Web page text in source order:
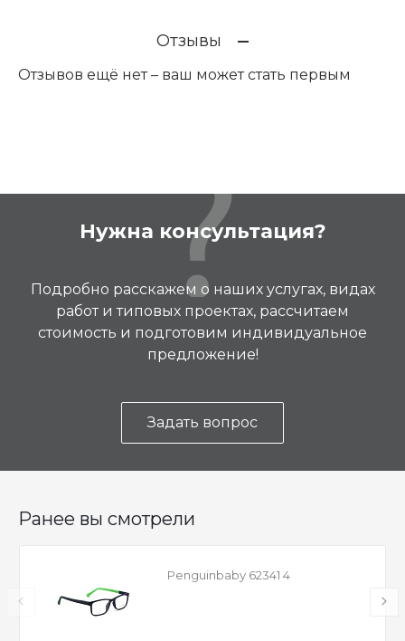
Отзывы
Отзывов ещё нет – ваш может стать первым
Нужна консультация?
Подробно расскажем о наших услугах, видах
работ и типовых проектах, рассчитаем
стоимость и подготовим индивидуальное
предложение!
Задать вопрос
Ранее вы смотрели
Penguinbaby 62341 4